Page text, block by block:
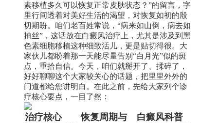
素移植多久可以恢复正常皮肤状态？”的留言，字
里行间透着对美好生活的渴望，对恢复如初的殷
切期盼。咱们老百姓常说，“病来如山倒，病去如
抽丝”，这话放在白癜风治疗上，尤其是涉及到黑
色素细胞移植这种细致活儿，更是贴切得很。大
家伙儿都盼着那一天能尽量告别“白月光”似的斑
点，重拾自信。今天，咱们就掰开了、揉碎了，
好好聊聊这个大家较关心的话题，把里里外外的
门道都给您讲明白。在此之前，先给大家列个诊
疗核心要点，一目了然：
治疗核心
恢复周期与
白癜风科普